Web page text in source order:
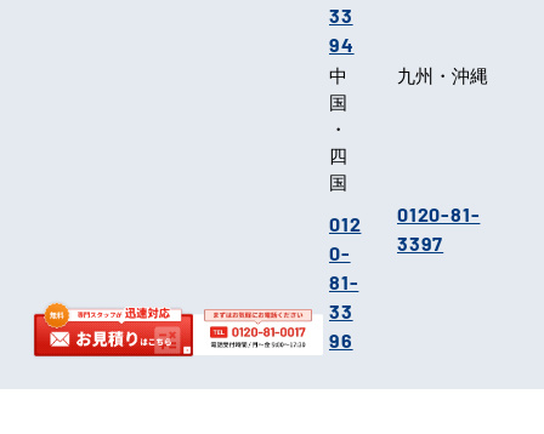
33
94
中
国
・
四
国
012
0-
81-
33
96
九州・沖縄
0120-81-
3397